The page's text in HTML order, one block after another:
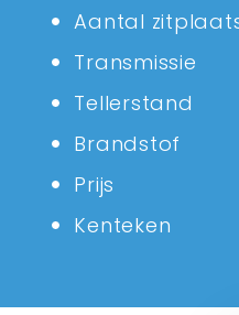
Aantal
Transmissie
Tellerstand
Brandstof
Prijs
Kenteken